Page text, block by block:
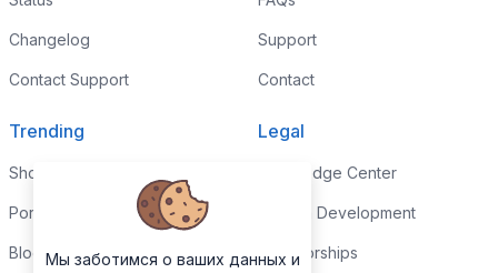
Changelog
Contact Support
Support
Contact
Trending
Shop
Portfolio
Blog
Legal
Knowledge Center
Custom Development
Sponsorships
Мы заботимся о ваших данных и